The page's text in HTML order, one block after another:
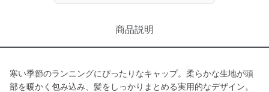
商品説明
寒い季節のランニングにぴったりなキャップ。柔らかな生地が頭
部を暖かく包み込み、髪をしっかりまとめる実用的なデザイン。